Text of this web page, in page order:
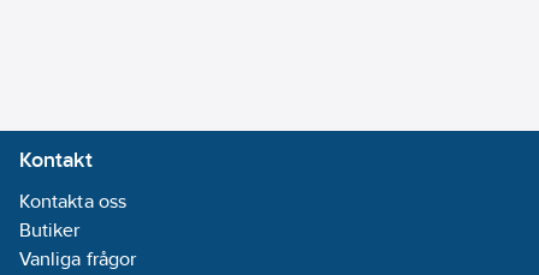
Kontakt
Kontakta oss
Butiker
Vanliga frågor